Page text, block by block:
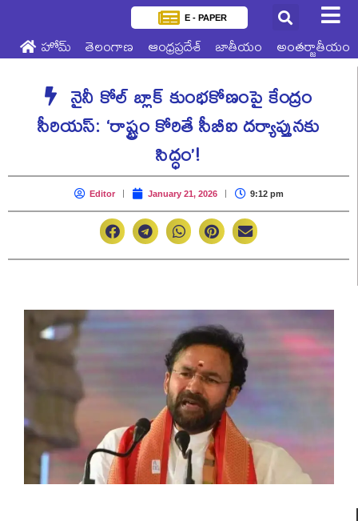
E - PAPER
హోమ్ తెలంగాణ ఆంధ్రప్రదేశ్ జాతీయం అంతర్జాతీయం
నైనీ కోల్ బ్లాక్ కుంభకోణంపై కేంద్రం
సీరియస్: ‘రాష్ట్రం కోరితే సీబీఐ దర్యాప్తునకు
సిద్ధం’!
Editor January 21, 2026 9:12 pm